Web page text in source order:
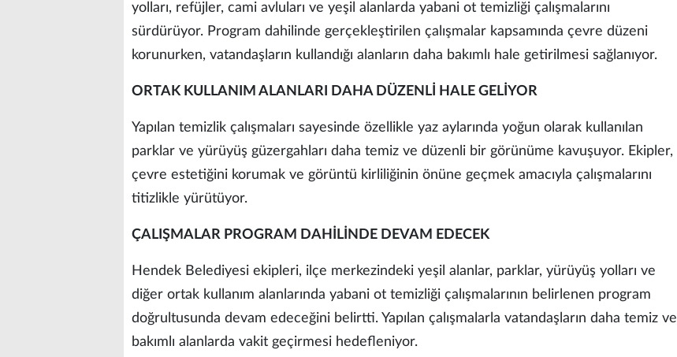
yolları, refüjler, cami avluları ve yeşil alanlarda yabani ot temizliği çalışmalarını
sürdürüyor. Program dahilinde gerçekleştirilen çalışmalar kapsamında çevre düzeni
korunurken, vatandaşların kullandığı alanların daha bakımlı hale getirilmesi sağlanıyor.
ORTAK KULLANIM ALANLARI DAHA DÜZENLİ HALE GELİYOR
Yapılan temizlik çalışmaları sayesinde özellikle yaz aylarında yoğun olarak kullanılan
parklar ve yürüyüş güzergahları daha temiz ve düzenli bir görünüme kavuşuyor. Ekipler,
çevre estetiğini korumak ve görüntü kirliliğinin önüne geçmek amacıyla çalışmalarını
titizlikle yürütüyor.
ÇALIŞMALAR PROGRAM DAHİLİNDE DEVAM EDECEK
Hendek Belediyesi ekipleri, ilçe merkezindeki yeşil alanlar, parklar, yürüyüş yolları ve
diğer ortak kullanım alanlarında yabani ot temizliği çalışmalarının belirlenen program
doğrultusunda devam edeceğini belirtti. Yapılan çalışmalarla vatandaşların daha temiz ve
bakımlı alanlarda vakit geçirmesi hedefleniyor.